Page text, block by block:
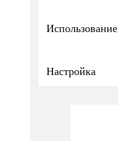
Использование
Настройка